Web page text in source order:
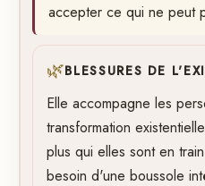
accepter ce qui ne peut
🌿BLESSURES DE
Elle accompagne les
transformation
plus qui elles sont en
besoin d'une boussole